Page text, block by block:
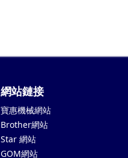
網站鏈接
寶惠機械網站
Brother網站
Star 網站
GOM網站